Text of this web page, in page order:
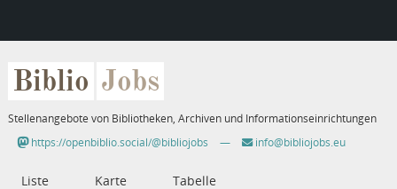
Biblio Jobs
Stellenangebote von Bibliotheken, Archiven und Informationseinrichtungen
https://openbiblio.social/@bibliojobs
— info@bibliojobs.eu
Liste Karte Tabelle